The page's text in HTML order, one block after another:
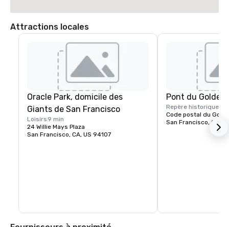
Attractions locales
Oracle Park, domicile des
Giants de San Francisco
Loisirs 9 min
24 Willie Mays Plaza
San Francisco, CA, US 94107
Pont du Golden
Repère historique
Code postal du
San Francisco, CA,